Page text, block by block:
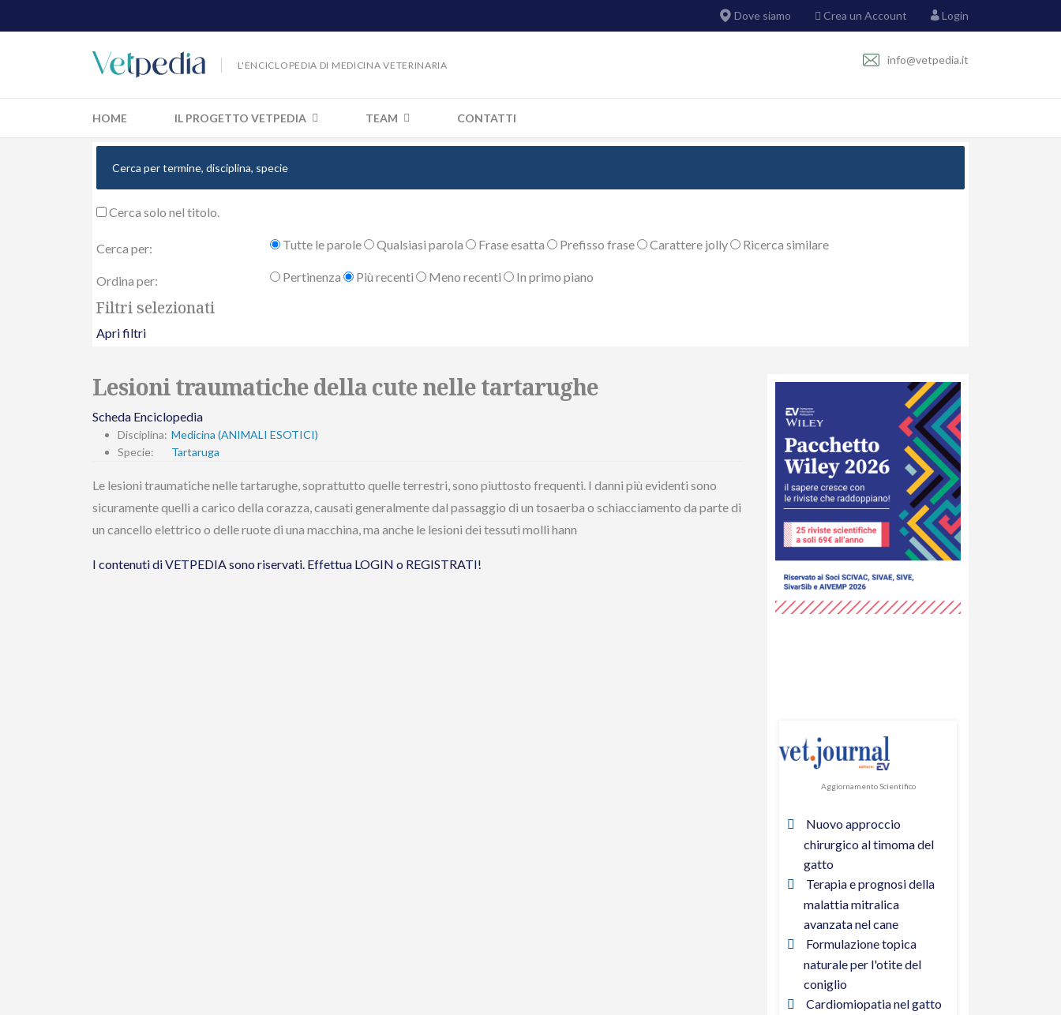
Dove siamo Crea un Account Login
L'ENCICLOPEDIA DI MEDICINA VETERINARIA info@vetpedia.it
HOME IL PROGETTO VETPEDIA TEAM CONTATTI
Cerca solo nel titolo.
Cerca per: Tutte le parole Qualsiasi parola Frase esatta Prefisso frase Carattere jolly Ricerca similare
Ordina per: Pertinenza Più recenti Meno recenti In primo piano
Filtri selezionati
Apri filtri
Lesioni traumatiche della cute nelle tartarughe
Scheda Enciclopedia
Disciplina: Medicina (ANIMALI ESOTICI)
Specie:
Tartaruga
Le lesioni traumatiche nelle tartarughe, soprattutto quelle terrestri, sono piuttosto frequenti. I danni più evidenti sono
sicuramente quelli a carico della corazza, causati generalmente dal passaggio di un tosaerba o schiacciamento da parte di
un cancello elettrico o delle ruote di una macchina, ma anche le lesioni dei tessuti molli hann
I contenuti di VETPEDIA sono riservati. Effettua LOGIN o REGISTRATI!
Aggiornamento Scientifico
Nuovo approccio
chirurgico al timoma del
gatto
Terapia e prognosi della
malattia mitralica
avanzata nel cane
Formulazione topica
naturale per l'otite del
coniglio
Cardiomiopatia nel gatto